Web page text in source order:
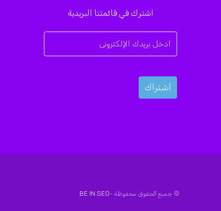
اشترك في قائمتنا البريدية
© جميع الحقوق محفوظة -BE IN SEO